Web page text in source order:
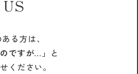
る方は、
ですが…」 と
ください。